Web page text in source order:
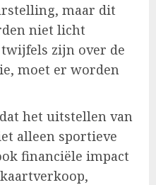
maar dit
niet licht
zijn over de
moet er worden
het uitstellen van
alleen sportieve
financiële impact